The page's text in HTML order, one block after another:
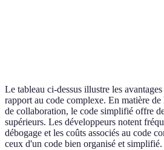
Le tableau ci-dessus illustre les
rapport au code complexe. En matière
de collaboration, le code simplifié offre
supérieurs. Les développeurs notent
débogage et les coûts associés au code
ceux d'un code bien organisé et simplifié.